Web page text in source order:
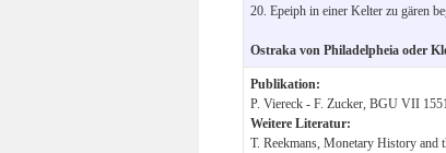
20. Epeiph in einer Kelter zu gären
Ostraka von Philadelpheia oder
Publikation:
P. Viereck - F. Zucker, BGU VII 1551.
Weitere Literatur:
T. Reekmans, Monetary History and